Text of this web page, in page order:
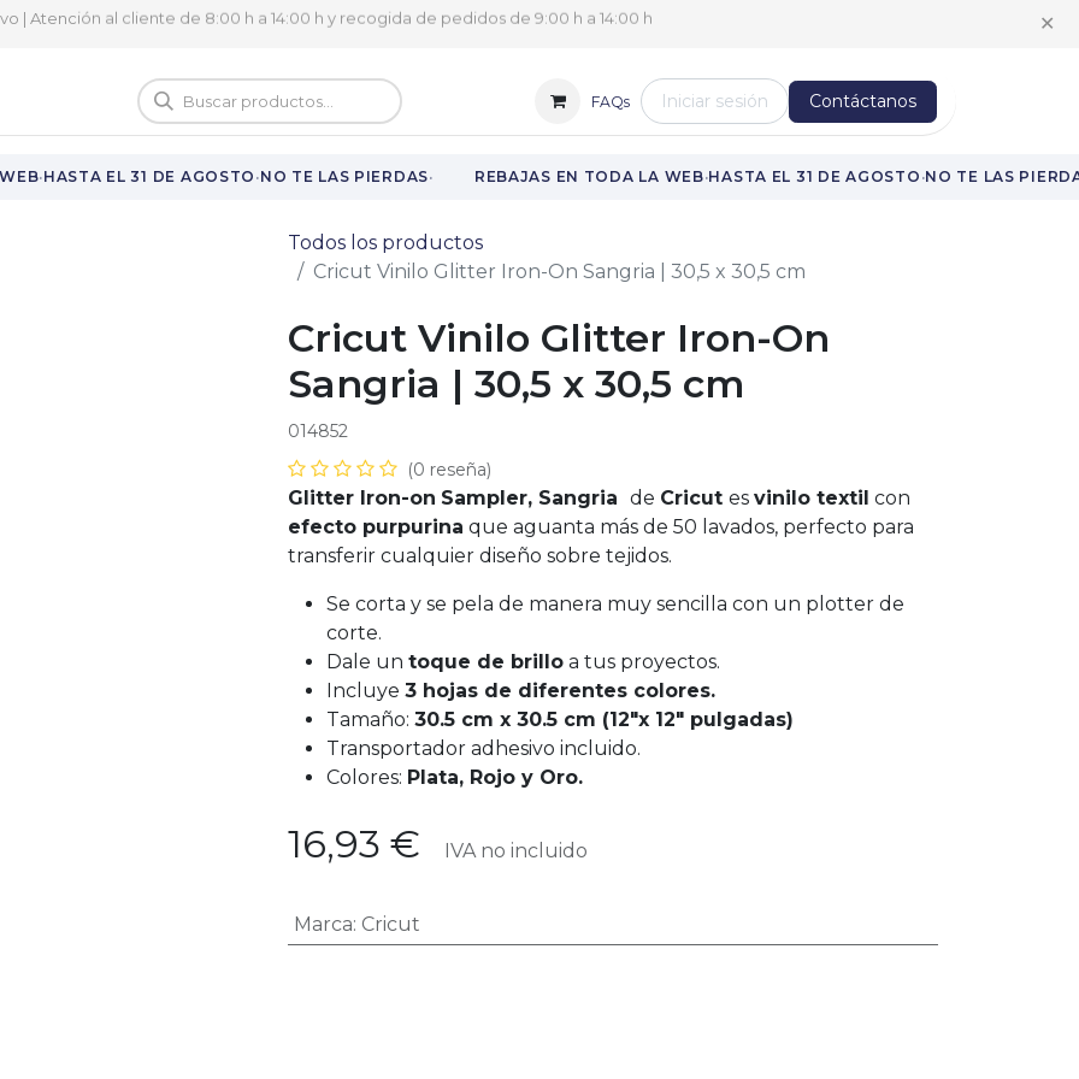
| Atención al cliente de 8:00 h a 14:00 h y recogida de pedidos de 9:00 h a 14:00 h ✕
Vuelta al cole FAQs Iniciar sesión Contáctanos
·HASTA EL 31 DE AGOSTO·NO TE LAS PIERDAS· REBAJAS EN TODA LA WEB·HASTA EL 31 DE AGOSTO ·NO TE LAS
Todos los productos
Cricut Vinilo Glitter Iron-On Sangria | 30,5 x 30,5 cm
Cricut Vinilo Glitter Iron-On
Sangria | 30,5 x 30,5 cm
014852
(0 reseña)
Glitter Iron-on Sampler, Sangria de Cricut es vinilo textil con
efecto purpurina que aguanta más de 50 lavados, perfecto para
transferir cualquier diseño sobre tejidos.
Se corta y se pela de manera muy sencilla con un plotter de
corte.
Dale un toque de brillo a tus proyectos.
Incluye 3 hojas de diferentes colores.
Tamaño: 30.5 cm x 30.5 cm (12"x 12" pulgadas)
Transportador adhesivo incluido.
Colores: Plata, Rojo y Oro.
16,93 € IVA no incluido
Marca: Cricut